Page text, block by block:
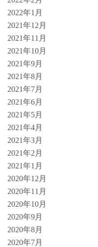
2022年1月
2021年12月
2021年11月
2021年10月
2021年9月
2021年8月
2021年7月
2021年6月
2021年5月
2021年4月
2021年3月
2021年2月
2021年1月
2020年12月
2020年11月
2020年10月
2020年9月
2020年8月
2020年7月